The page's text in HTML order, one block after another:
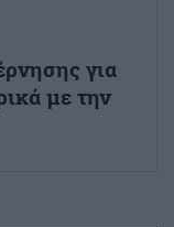
για
με την